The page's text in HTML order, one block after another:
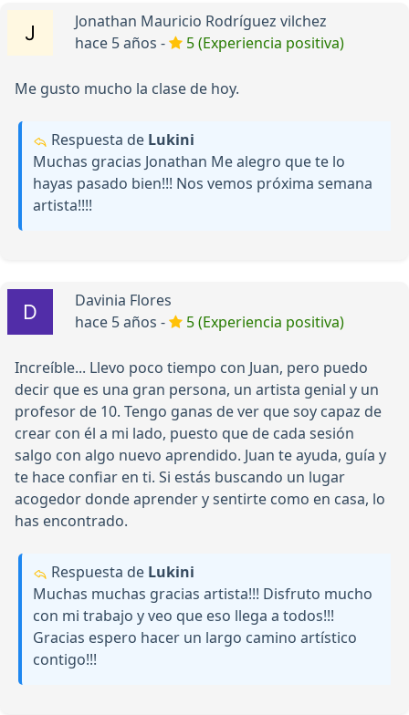
Jonathan Mauricio Rodríguez vilchez
hace 5 años -
5 (Experiencia positiva)
Me gusto mucho la clase de hoy.
Respuesta de Lukini
Muchas gracias Jonathan Me alegro que te lo
hayas pasado bien!!! Nos vemos próxima semana
artista!!!!
Davinia Flores
hace 5 años -
5 (Experiencia positiva)
Increíble... Llevo poco tiempo con Juan, pero puedo
decir que es una gran persona, un artista genial y un
profesor de 10. Tengo ganas de ver que soy capaz de
crear con él a mi lado, puesto que de cada sesión
salgo con algo nuevo aprendido. Juan te ayuda, guía y
te hace confiar en ti. Si estás buscando un lugar
acogedor donde aprender y sentirte como en casa, lo
has encontrado.
Respuesta de Lukini
Muchas muchas gracias artista!!! Disfruto mucho
con mi trabajo y veo que eso llega a todos!!!
Gracias espero hacer un largo camino artístico
contigo!!!